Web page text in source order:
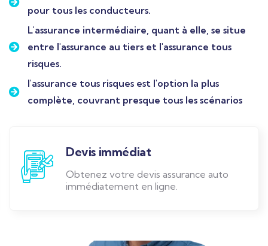
pour tous les conducteurs.
L'assurance intermédiaire, quant à elle, se situe
entre l'assurance au tiers et l'assurance tous
risques.
l'assurance tous risques est l'option la plus
complète, couvrant presque tous les scénarios
Devis immédiat
Obtenez votre devis assurance auto
immédiatement en ligne.